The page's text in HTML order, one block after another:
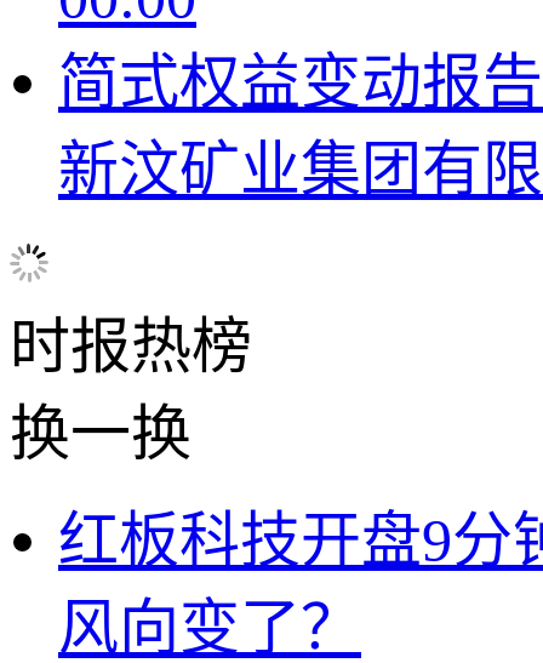
简式权益变动报
新汶矿业集团有
时报热榜
换一换
红板科技开盘9分
风向变了？